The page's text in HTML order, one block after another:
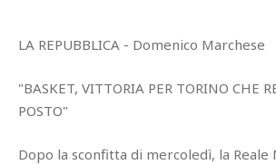
LA REPUBBLICA - Domenico Marchese
"BASKET, VITTORIA PER TORINO CHE
POSTO"
Dopo la sconfitta di mercoledì, la Reale